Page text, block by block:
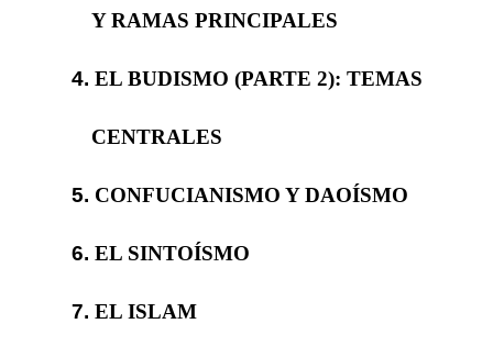
Y RAMAS PRINCIPALES
4.EL BUDISMO (PARTE 2): TEMAS
CENTRALES
5. CONFUCIANISMO Y DAOÍSMO
6.EL SINTOÍSMO
7.EL ISLAM